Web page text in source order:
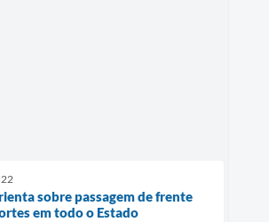
sobre passagem de frente
em todo o Estado